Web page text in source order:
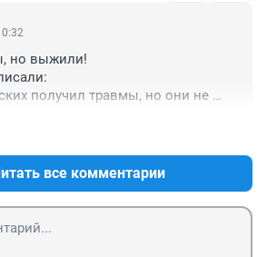
но выжили!
получил травмы, но они не
все комментарии